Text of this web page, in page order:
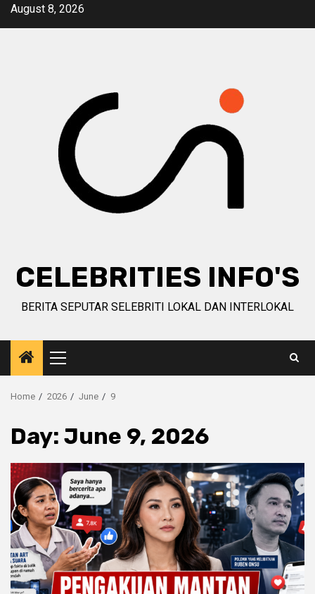
SkipAugust 8, 2026
CELEBRITIES INFO'S
BERITA SEPUTAR SELEBRITI LOKAL DAN INTERLOKAL
Primary
Menu
Home 2026 June 9
Day: June 9, 2026